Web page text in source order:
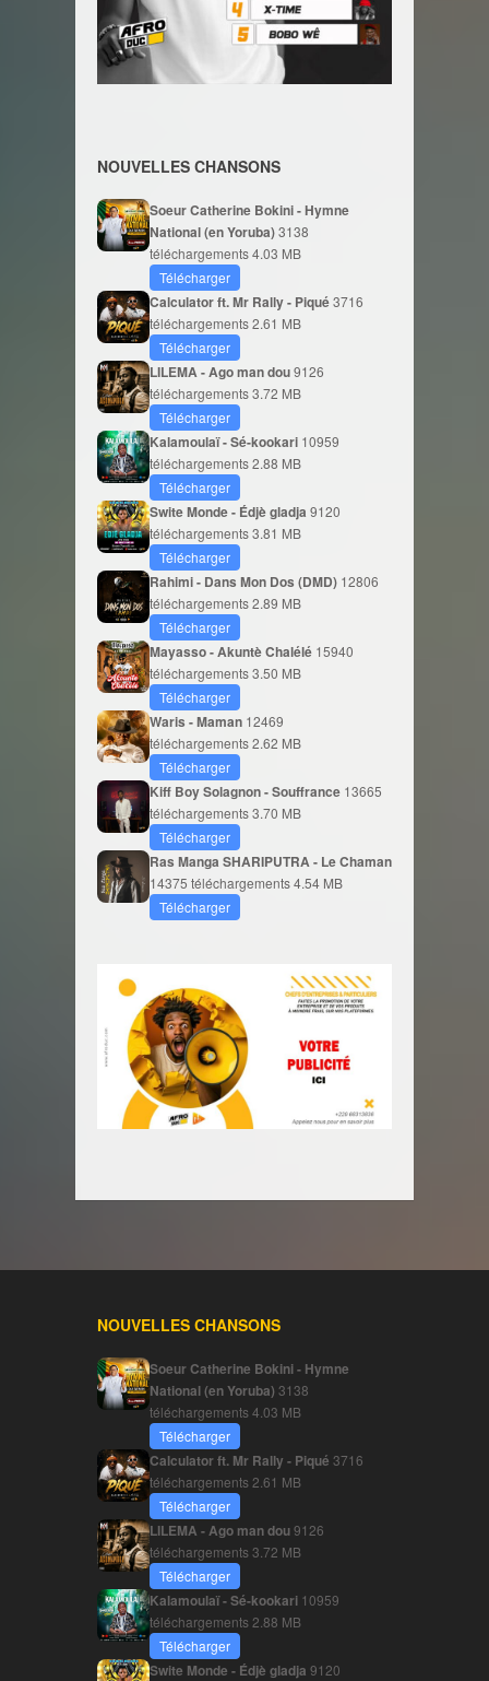
NOUVELLES CHANSONS
Soeur Catherine Bokini - Hymne
National (en Yoruba)3138
téléchargements4.03 MB
Télécharger
Calculator ft. Mr Rally - Piqué3716
téléchargements2.61 MB
Télécharger
LILEMA - Ago man dou9126
téléchargements3.72 MB
Télécharger
Kalamoulaï - Sé-kookari 10959
téléchargements2.88 MB
Télécharger
Swite Monde - Édjè gladja 9120
téléchargements3.81 MB
Télécharger
Rahimi - Dans Mon Dos (DMD) 12806
téléchargements2.89 MB
Télécharger
Mayasso - Akuntè Chalélé 15940
téléchargements3.50 MB
Télécharger
Waris - Maman 12469
téléchargements2.62 MB
Télécharger
Kiff Boy Solagnon - Souffrance 13665
téléchargements3.70 MB
Télécharger
Ras Manga SHARIPUTRA - Le Chaman
14375 téléchargements4.54 MB
Télécharger
NOUVELLES CHANSONS
Soeur Catherine Bokini - Hymne
National (en Yoruba) 3138
téléchargements4.03 MB
Télécharger
Calculator ft. Mr Rally - Piqué 3716
téléchargements 2.61 MB
Télécharger
LILEMA - Ago man dou9126
téléchargements3.72 MB
Télécharger
Kalamoulaï - Sé-kookari 10959
téléchargements 2.88 MB
Télécharger
Swite Monde - Édjè gladja 9120